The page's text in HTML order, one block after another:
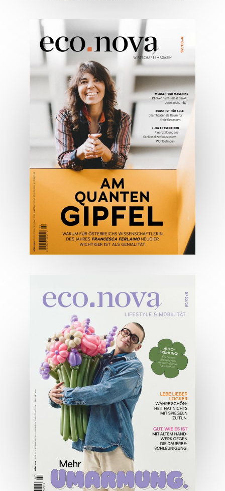
05/2026
Spezial: Architektur &
Lifestyle Mai 2026
JETZT BESTELLEN
ONLINE LESEN
04/2026
Wirtschaftsausgabe April 2026
JETZT BESTELLEN
ONLINE LESEN